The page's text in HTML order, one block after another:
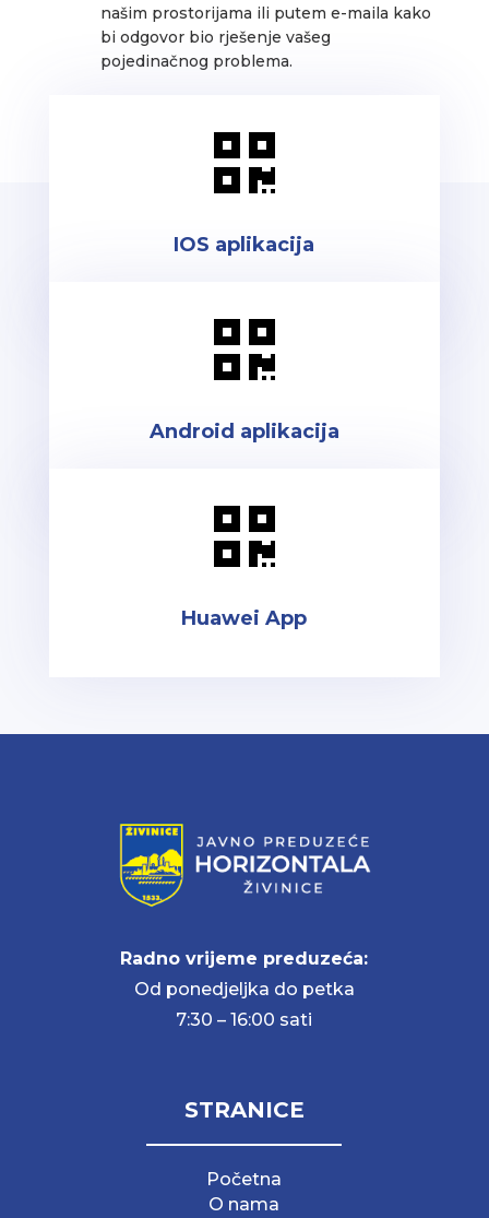
našim prostorijama ili putem e-maila kako
bi odgovor bio rješenje vašeg
pojedinačnog problema.

IOS aplikacija

Android aplikacija

Huawei App
Radno vrijeme preduzeća:
Od ponedjeljka do petka
7:30 – 16:00 sati
STRANICE
Početna
O nama